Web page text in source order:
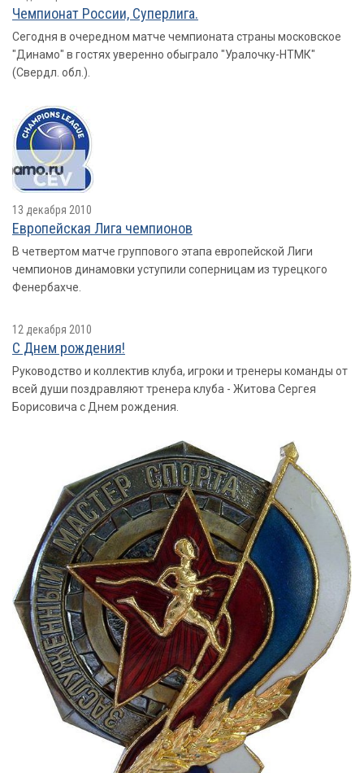
Чемпионат России, Суперлига.
Сегодня в очередном матче чемпионата страны московское
"Динамо" в гостях уверенно обыграло "Уралочку-НТМК"
(Свердл. обл.).
13 декабря 2010
Европейская Лига чемпионов
В четвертом матче группового этапа европейской Лиги
чемпионов динамовки уступили соперницам из турецкого
Фенербахче.
12 декабря 2010
С Днем рождения!
Руководство и коллектив клуба, игроки и тренеры команды от
всей души поздравляют тренера клуба - Житова Сергея
Борисовича с Днем рождения.